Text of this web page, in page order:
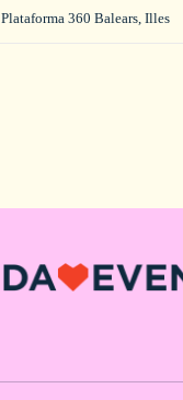
Plataforma 360 Balears, Illes